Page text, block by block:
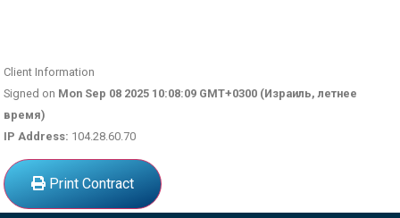
Client Information
Signed on Mon Sep 08 2025 10:08:09 GMT+0300 (Израиль, летнее
время)
IP Address: 104.28.60.70
Print Contract